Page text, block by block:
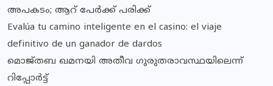
അപകടം; ആറ് പേർക്ക് പരിക്ക്
Evalúa tu camino inteligente en el casino: el viaje
definitivo de un ganador de dardos
മൊജ്തബ ഖമനയി അതീവ ഗുരുതരാവസ്ഥയിലെന്ന്
റിപ്പോര്‍ട്ട്